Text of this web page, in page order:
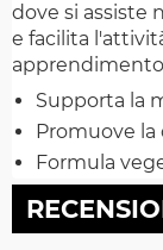
dove si assiste
e facilita
Supporta la
Promuove
Formula